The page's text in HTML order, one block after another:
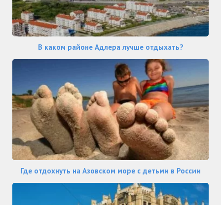
В каком районе Адлера лучше отдыхать?
Где отдохнуть на Азовском море с детьми в России